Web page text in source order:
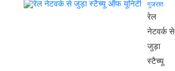
गुजरात
रेल
नेटवर्क से
जुड़ा
स्टैच्यू